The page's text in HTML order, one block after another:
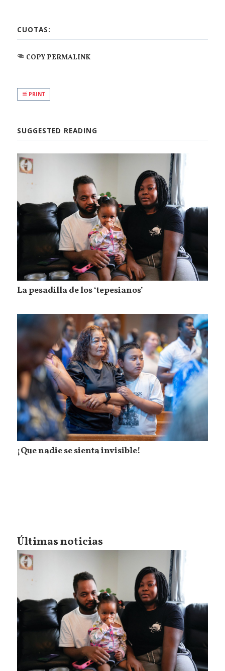
CUOTAS:
COPY PERMALINK
PRINT
SUGGESTED READING
La pesadilla de los ‘tepesianos’
¡Que nadie se sienta invisible!
Últimas noticias